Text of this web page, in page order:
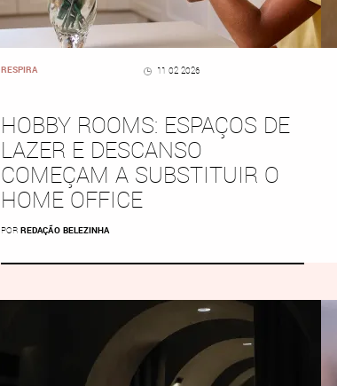
RESPIRA 11 02 2026
HOBBY ROOMS: ESPAÇOS DE
LAZER E DESCANSO
COMEÇAM A SUBSTITUIR O
HOME OFFICE
POR REDAÇÃO BELEZINHA